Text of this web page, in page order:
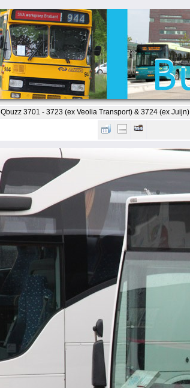
Qbuzz 3701 - 3723 (ex Veolia Transport) & 3724 (ex Juijn)